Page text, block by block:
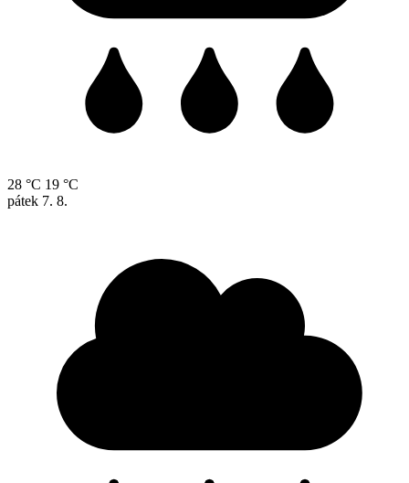
28 °C 19 °C
pátek 7. 8.